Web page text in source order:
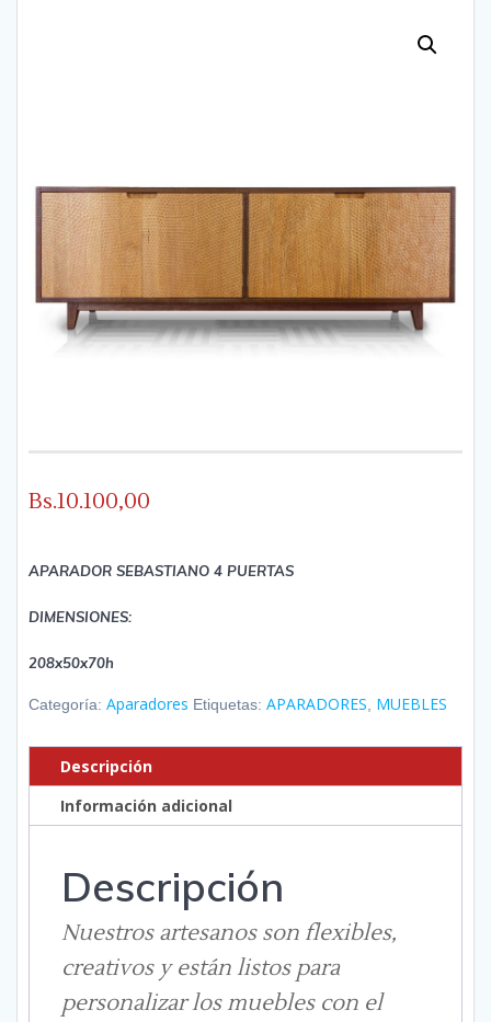
Bs.10.100,00
APARADOR SEBASTIANO 4 PUERTAS
DIMENSIONES:
208x50x70h
Categoría: Aparadores Etiquetas: APARADORES MUEBLES
Descripción
Información adicional
Descripción
Nuestros artesanos son flexibles,
creativos y están listos para
personalizar los muebles con el